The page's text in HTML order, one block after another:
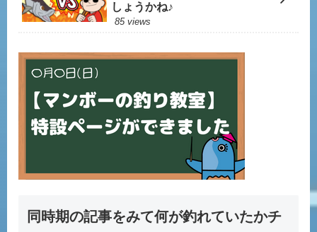
しょうかね♪
85 views
同時期の記事をみて何が釣れていたかチ